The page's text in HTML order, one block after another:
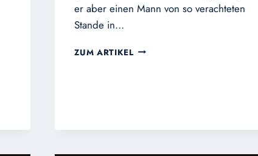
er aber einen Mann von so verachteten
Stande in…
ZUM ARTIKEL JESU